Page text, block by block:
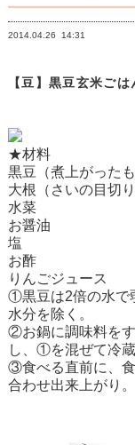
2014.04.26 14:31
【豆】黒豆玄米ごは
★材料
黒豆（煮上がっ
大根（さいの目
水菜
お醤油
塩
お酢 1/
りんごジュ
①黒豆は2倍の水で
水分を除く。
②お鍋に調味料を
し、①を混ぜて冷蔵
③食べる直前に、
合わせ出来上がり。